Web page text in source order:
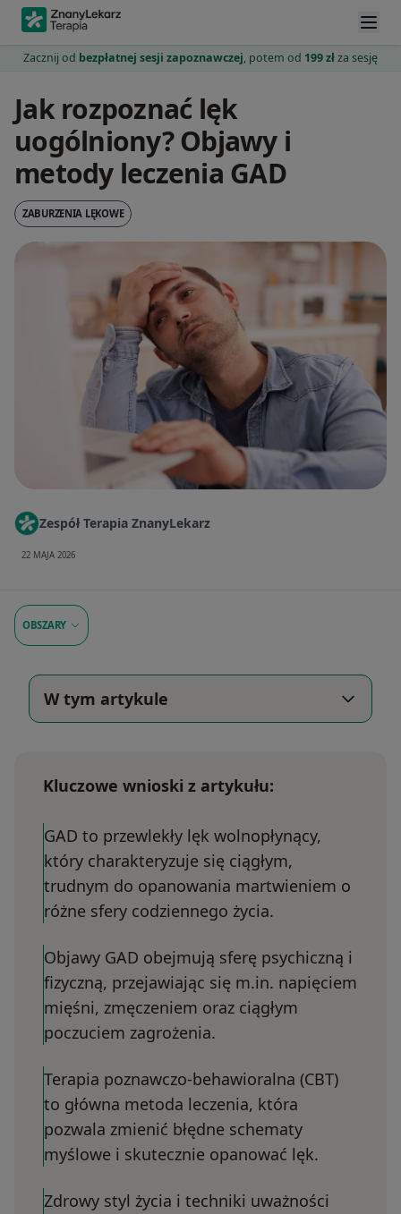
Zacznij od bezpłatnej sesji zapoznawczej, potem od 199 złza sesję
Jak rozpoznać lęk
uogólniony? Objawy i
metody leczenia GAD
ZABURZENIA LĘKOWE
Zespół Terapia ZnanyLekarz
22 MAJA 2026
OBSZARY
W tym artykule
Kluczowe wnioski z artykułu:
GAD to przewlekły lęk wolnopłynący,
który charakteryzuje się ciągłym,
trudnym do opanowania martwieniem o
różne sfery codziennego życia.
Objawy GAD obejmują sferę psychiczną i
fizyczną, przejawiając się m.in. napięciem
mięśni, zmęczeniem oraz ciągłym
poczuciem zagrożenia.
Terapia poznawczo-behawioralna (CBT)
to główna metoda leczenia, która
pozwala zmienić błędne schematy
myślowe i skutecznie opanować lęk.
Zdrowy styl życia i techniki uważności